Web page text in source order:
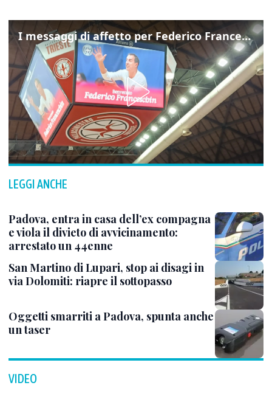
I messaggi di affetto per Federico Franceschin: così il mondo del basket gli è stato accanto fino all’ultimo
LEGGI ANCHE
Padova, entra in casa dell’ex compagna
e viola il divieto di avvicinamento:
arrestato un 44enne
San Martino di Lupari, stop ai disagi in
via Dolomiti: riapre il sottopasso
Oggetti smarriti a Padova, spunta anche
un taser
VIDEO